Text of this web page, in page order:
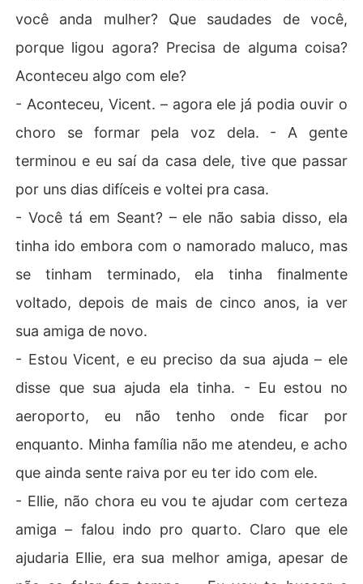
você anda mulher? Que saudades de você,
porque ligou agora? Precisa de alguma coisa?
Aconteceu algo com ele?
- Aconteceu, Vicent. – agora ele já podia ouvir o
choro se formar pela voz dela. - A gente
terminou e eu saí da casa dele, tive que passar
por uns dias difíceis e voltei pra casa.
- Você tá em Seant? – ele não sabia disso, ela
tinha ido embora com o namorado maluco, mas
se tinham terminado, ela tinha finalmente
voltado, depois de mais de cinco anos, ia ver
sua amiga de novo.
- Estou Vicent, e eu preciso da sua ajuda – ele
disse que sua ajuda ela tinha. - Eu estou no
aeroporto, eu não tenho onde ficar por
enquanto. Minha família não me atendeu, e acho
que ainda sente raiva por eu ter ido com ele.
- Ellie, não chora eu vou te ajudar com certeza
amiga – falou indo pro quarto. Claro que ele
ajudaria Ellie, era sua melhor amiga, apesar de